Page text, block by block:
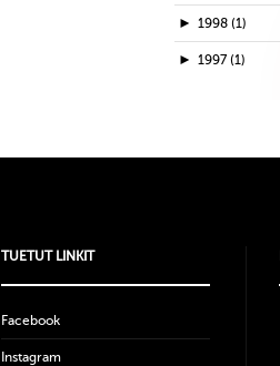
► 1998 (1)
► 1997 (1)
TUETUT LINKIT
Facebook
Instagram